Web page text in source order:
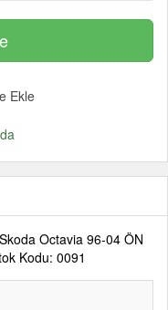
Ekle
Octavia 96-04 ÖN
Kodu: 0091